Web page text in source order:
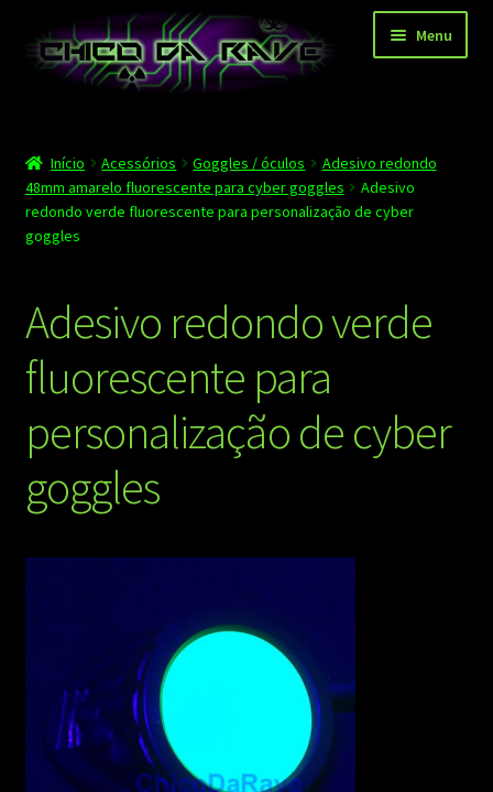
para
navegação
para
Menu
Depoimentos
Blog
Finalizar compra
Minha conta
Início Acessórios Goggles / óculos
Adesivo redondo
48mm amarelo fluorescente para cyber goggles
Adesivo
redondo verde fluorescente para personalização de cyber
goggles
Adesivo redondo verde
fluorescente para
personalização de cyber
goggles